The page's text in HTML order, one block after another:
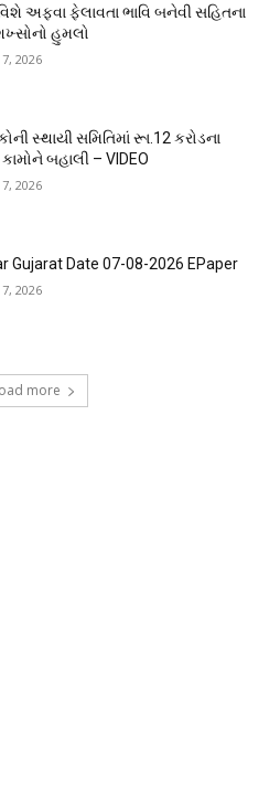
અફવા ફેલાવતા ભાવિ બનેવી સહિતના
હુમલો
2026
સ્થાયી સમિતિમાં રૂા.12 કરોડના
કામોને બહાલી – VIDEO
2026
Gujarat Date 07-08-2026 EPaper
2026
more